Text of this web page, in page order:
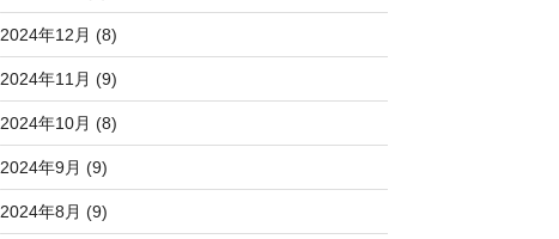
2024年12月 (8)
2024年11月 (9)
2024年10月 (8)
2024年9月 (9)
2024年8月 (9)